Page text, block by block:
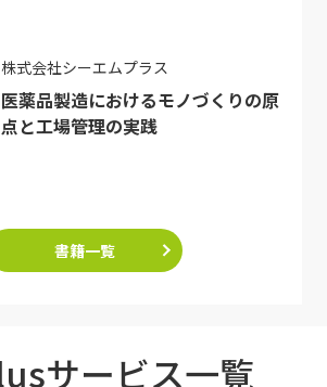
株式会社シーエムプラス
医薬品製造におけるモノづくりの原
点と工場管理の実践
書籍一覧
サービス一覧